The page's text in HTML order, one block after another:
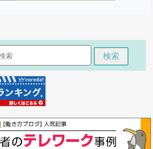
検索